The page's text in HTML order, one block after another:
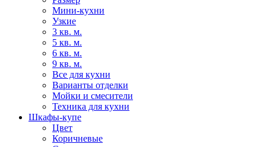
Мини-кухни
Узкие
3 кв. м.
5 кв. м.
6 кв. м.
9 кв. м.
Все для кухни
Варианты отделки
Мойки и смесители
Техника для кухни
Шкафы-купе
Цвет
Коричневые